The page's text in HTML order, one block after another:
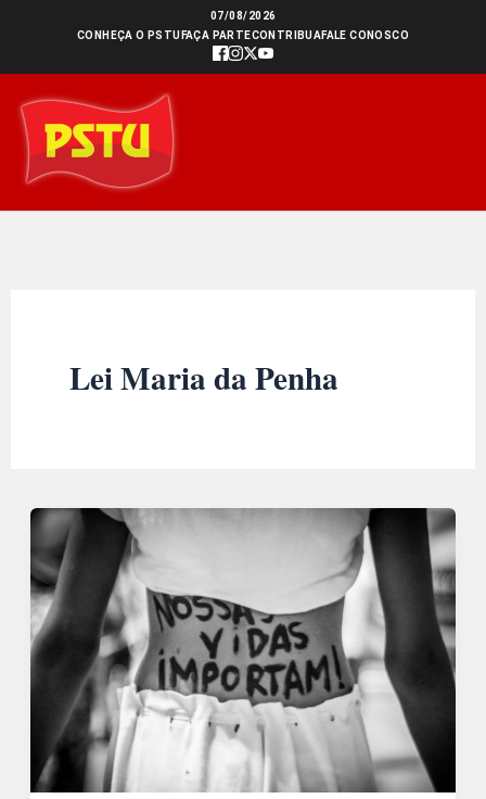
conteúdo
07/08/2026
CONHEÇA O PSTU FAÇA PARTECONTRIBUAFALE CONOSCO
Lei Maria da Penha